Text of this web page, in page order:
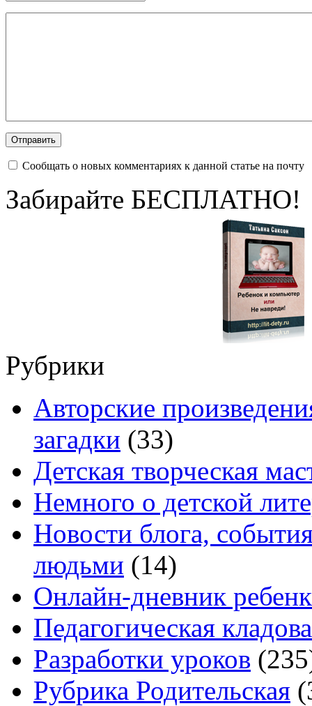
Сообщать о новых комментариях к данной статье на почту
Забирайте БЕСПЛАТНО!
Рубрики
Авторские
загадки (33)
Детская творческая
Немного о детской
Новости блога,
людьми (14)
Онлайн-дневник
Педагогическая
Разработки уроков
Рубрика Родительская